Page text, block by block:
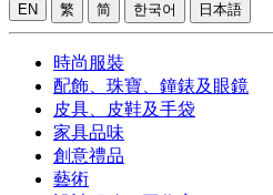
EN 繁 简 한국어 日本語
時尚服裝
配飾、珠寶、鐘錶及眼鏡
皮具、皮鞋及手袋
家具品味
創意禮品
藝術